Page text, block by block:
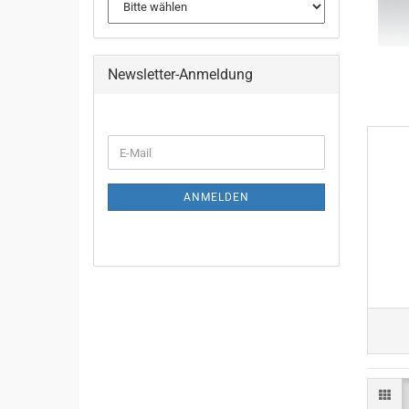
Newsletter-Anmeldung
ZUR
E-
Mail
ANMELDEN